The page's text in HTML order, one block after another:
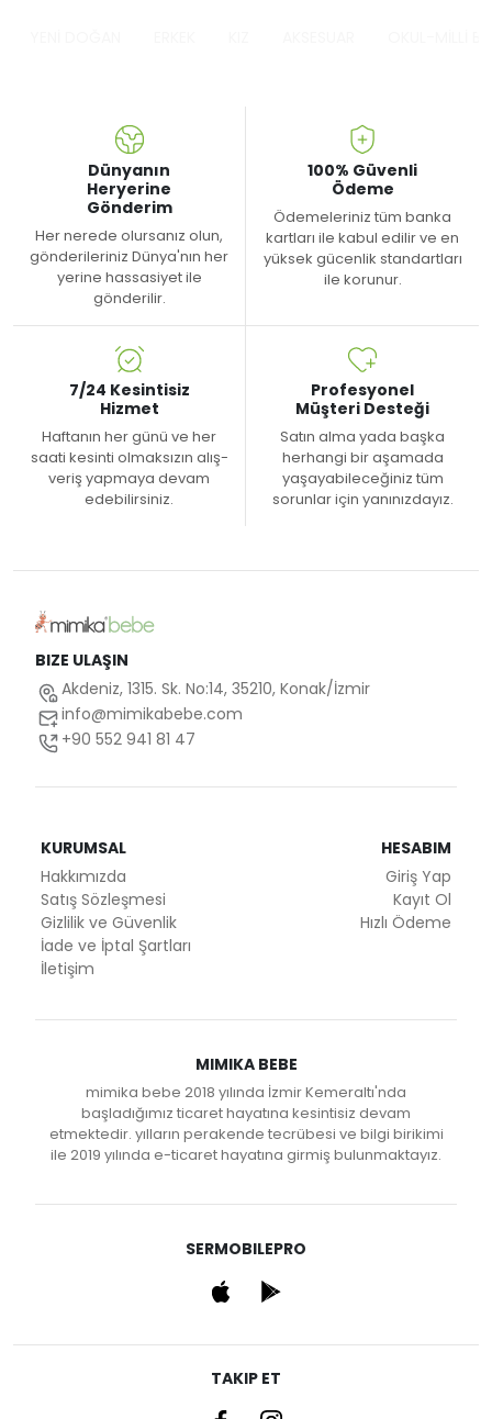
Dünyanın
Heryerine
Gönderim
Her nerede olursanız olun,
gönderileriniz Dünya'nın her
yerine hassasiyet ile
gönderilir.
100% Güvenli
Ödeme
Ödemeleriniz tüm banka
kartları ile kabul edilir ve en
yüksek gücenlik standartları
ile korunur.
7/24 Kesintisiz
Hizmet
Haftanın her günü ve her
saati kesinti olmaksızın alış-
veriş yapmaya devam
edebilirsiniz.
Profesyonel
Müşteri Desteği
Satın alma yada başka
herhangi bir aşamada
yaşayabileceğiniz tüm
sorunlar için yanınızdayız.
BIZE ULAŞIN
Akdeniz, 1315. Sk. No:14, 35210, Konak/İzmir
info@mimikabebe.com
+90 552 941 81 47
KURUMSAL
Hakkımızda
Satış Sözleşmesi
Gizlilik ve Güvenlik
İade ve İptal Şartları
İletişim
HESABIM
Giriş Yap
Kayıt Ol
Hızlı Ödeme
MIMIKA BEBE
mimika bebe 2018 yılında İzmir Kemeraltı'nda
başladığımız ticaret hayatına kesintisiz devam
etmektedir. yılların perakende tecrübesi ve bilgi birikimi
ile 2019 yılında e-ticaret hayatına girmiş bulunmaktayız.
SERMOBILEPRO
TAKIP ET